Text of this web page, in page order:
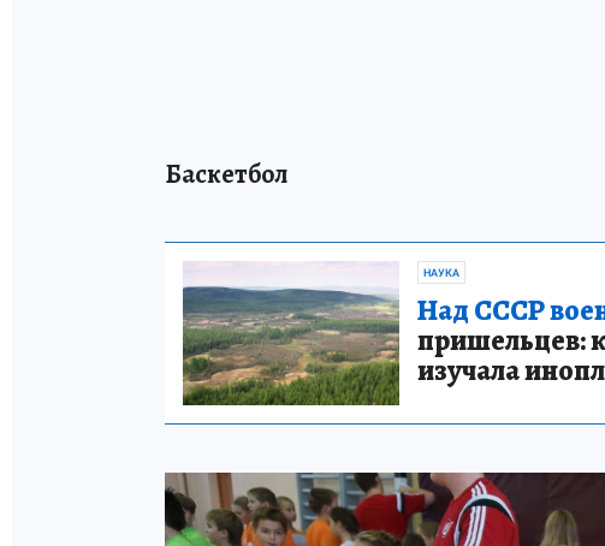
Баскетбол
НАУКА
Над СССР
пришельцев:
изучала